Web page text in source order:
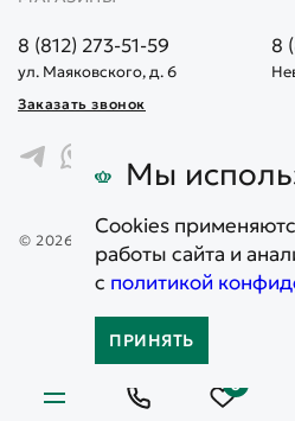
0
© 2026. Все права защищены.
сайте, не является
Карта
Политика
8 (812) 273-51-59
ул. Маяковского, д. 6
8
Заказать звонок
Мы
Cookies
работы сайта и
с политикой
ПРИНЯТЬ